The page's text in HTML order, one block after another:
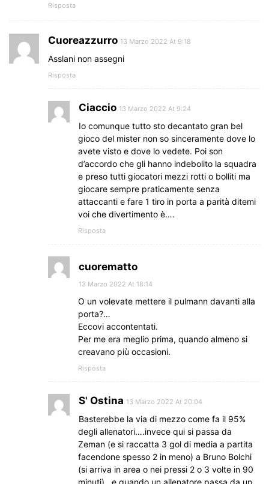
Risposta
Cuoreazzurro 13 Marzo 2022 At 9:18
Asslani non assegni
Risposta
Ciaccio 13 Marzo 2022 At 9:24
Io comunque tutto sto decantato gran bel
gioco del mister non so sinceramente dove lo
avete visto e dove lo vedete. Poi son
d’accordo che gli hanno indebolito la squadra
e preso tutti giocatori mezzi rotti o bolliti ma
giocare sempre praticamente senza
attaccanti e fare 1 tiro in porta a parità ditemi
voi che divertimento è….
Risposta
cuorematto
13 Marzo 2022 At 18:14
O un volevate mettere il pulmann davanti alla
porta?…
Eccovi accontentati.
Per me era meglio prima, quando almeno si
creavano più occasioni.
Risposta
S' Ostina 13 Marzo 2022 At 20:04
Basterebbe la via di mezzo come fa il 95%
degli allenatori….invece qui si passa da
Zeman (e si raccatta 3 gol di media a partita
facendone spesso 2 in meno) a Bruno Bolchi
(si arriva in area o nei pressi 2 o 3 volte in 90
minuti)…e quando un allenatore passa da un